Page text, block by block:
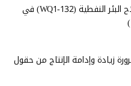
العراق ينجز استصلاح البئر النفطية (WQ1-132) في
زيادة وإدامة الإنتاج من حقول